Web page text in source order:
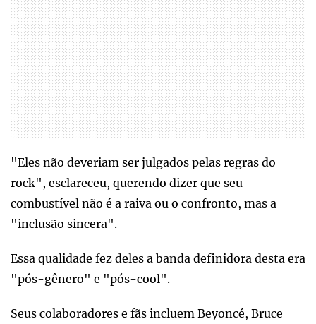
"Eles não deveriam ser julgados pelas regras do
rock", esclareceu, querendo dizer que seu
combustível não é a raiva ou o confronto, mas a
"inclusão sincera".
Essa qualidade fez deles a banda definidora desta era
"pós-gênero" e "pós-cool".
Seus colaboradores e fãs incluem Beyoncé, Bruce